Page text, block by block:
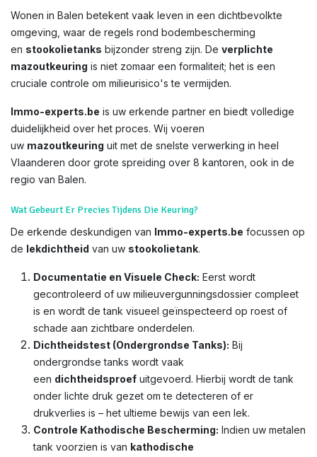
Wonen in Balen betekent vaak leven in een dichtbevolkte
omgeving, waar de regels rond bodembescherming
en stookolietanks bijzonder streng zijn. De verplichte
mazoutkeuring is niet zomaar een formaliteit; het is een
cruciale controle om milieurisico's te vermijden.
Immo-experts.be is uw erkende partner en biedt volledige
duidelijkheid over het proces. Wij voeren
uw mazoutkeuring uit met de snelste verwerking in heel
Vlaanderen door grote spreiding over 8 kantoren, ook in de
regio van Balen.
Wat Gebeurt Er Precies Tijdens Die Keuring?
De erkende deskundigen van Immo-experts.be focussen op
de lekdichtheid van uw stookolietank.
Documentatie en Visuele Check: Eerst wordt
gecontroleerd of uw milieuvergunningsdossier compleet
is en wordt de tank visueel geïnspecteerd op roest of
schade aan zichtbare onderdelen.
Dichtheidstest (Ondergrondse Tanks): Bij
ondergrondse tanks wordt vaak
een dichtheidsproef uitgevoerd. Hierbij wordt de tank
onder lichte druk gezet om te detecteren of er
drukverlies is – het ultieme bewijs van een lek.
Controle Kathodische Bescherming: Indien uw metalen
tank voorzien is van kathodische